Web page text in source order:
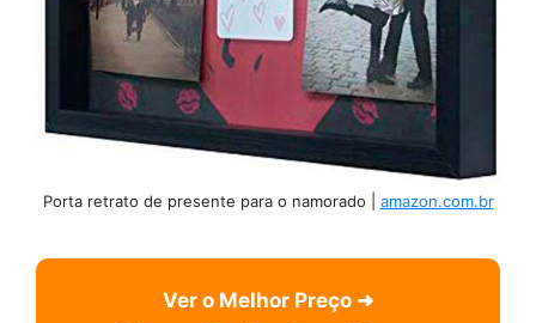
Porta retrato de presente para o namorado | amazon.com.br
Ver o Melhor Preço ➜